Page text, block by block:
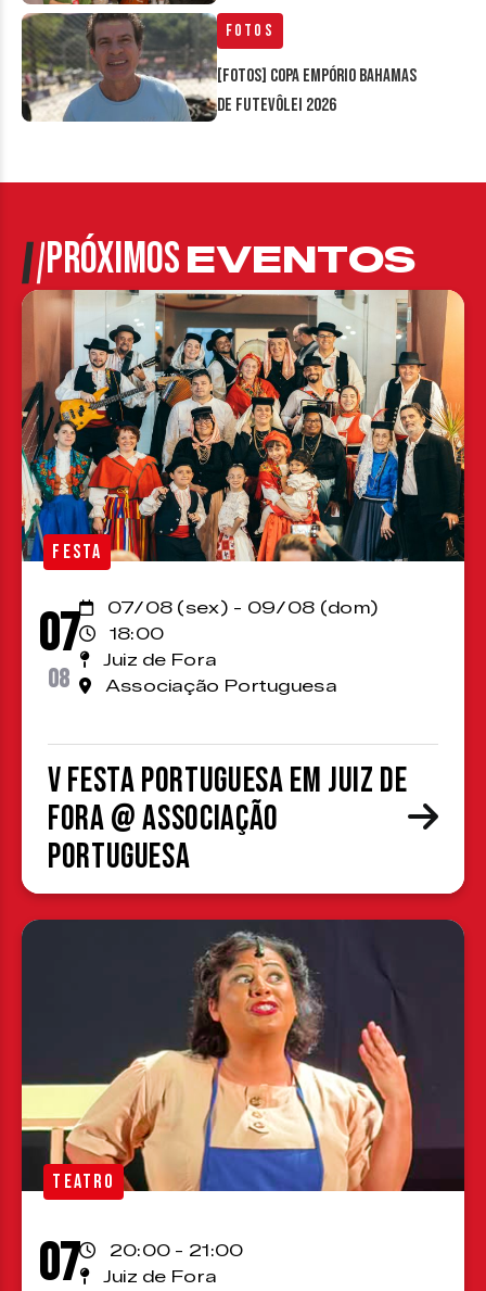
Fotos
[FOTOS] Copa Empório Bahamas
de Futevôlei 2026
PRÓXIMOSEVENTOS
FESTA
07
08
07/08 (sex) - 09/08 (dom)
18:00
Juiz de Fora
Associação Portuguesa
V Festa Portuguesa em Juiz de
Fora @ Associação
Portuguesa
TEATRO
07
20:00 - 21:00
Juiz de Fora